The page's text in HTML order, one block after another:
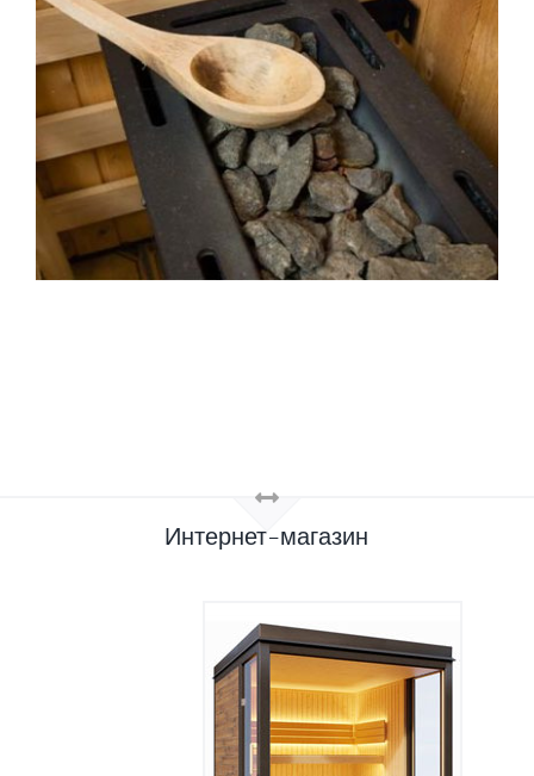
Интернет-магазин